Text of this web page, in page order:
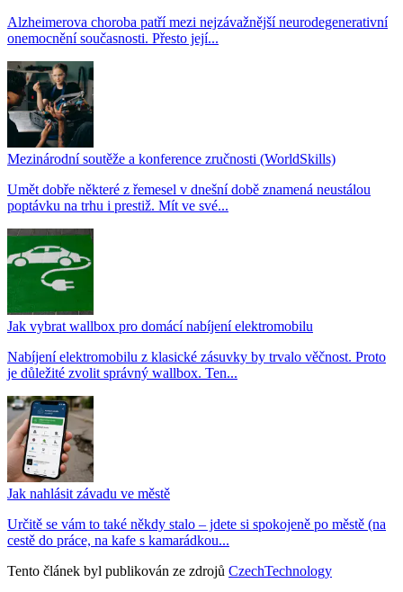
Alzheimerova choroba patří mezi nejzávažnější neurodegenerativní
onemocnění současnosti. Přesto její...
Mezinárodní soutěže a konference zručnosti (WorldSkills)
Umět dobře některé z řemesel v dnešní době znamená neustálou
poptávku na trhu i prestiž. Mít ve své...
Jak vybrat wallbox pro domácí nabíjení elektromobilu
Nabíjení elektromobilu z klasické zásuvky by trvalo věčnost. Proto
je důležité zvolit správný wallbox. Ten...
Jak nahlásit závadu ve městě
Určitě se vám to také někdy stalo – jdete si spokojeně po městě (na
cestě do práce, na kafe s kamarádkou...
Tento článek byl publikován ze zdrojů CzechTechnology